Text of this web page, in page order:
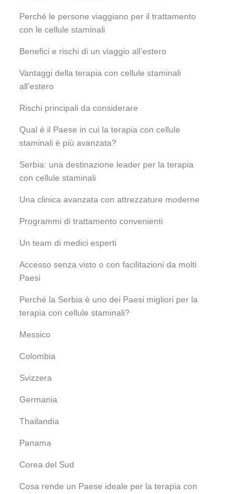
Perché le persone viaggiano per il trattamento
con le cellule staminali
Benefici e rischi di un viaggio all’estero
Vantaggi della terapia con cellule staminali
all’estero
Rischi principali da considerare
Qual è il Paese in cui la terapia con cellule
staminali è più avanzata?
Serbia: una destinazione leader per la terapia
con cellule staminali
Una clinica avanzata con attrezzature moderne
Programmi di trattamento convenienti
Un team di medici esperti
Accesso senza visto o con facilitazioni da molti
Paesi
Perché la Serbia è uno dei Paesi migliori per la
terapia con cellule staminali?
Messico
Colombia
Svizzera
Germania
Thailandia
Panama
Corea del Sud
Cosa rende un Paese ideale per la terapia con